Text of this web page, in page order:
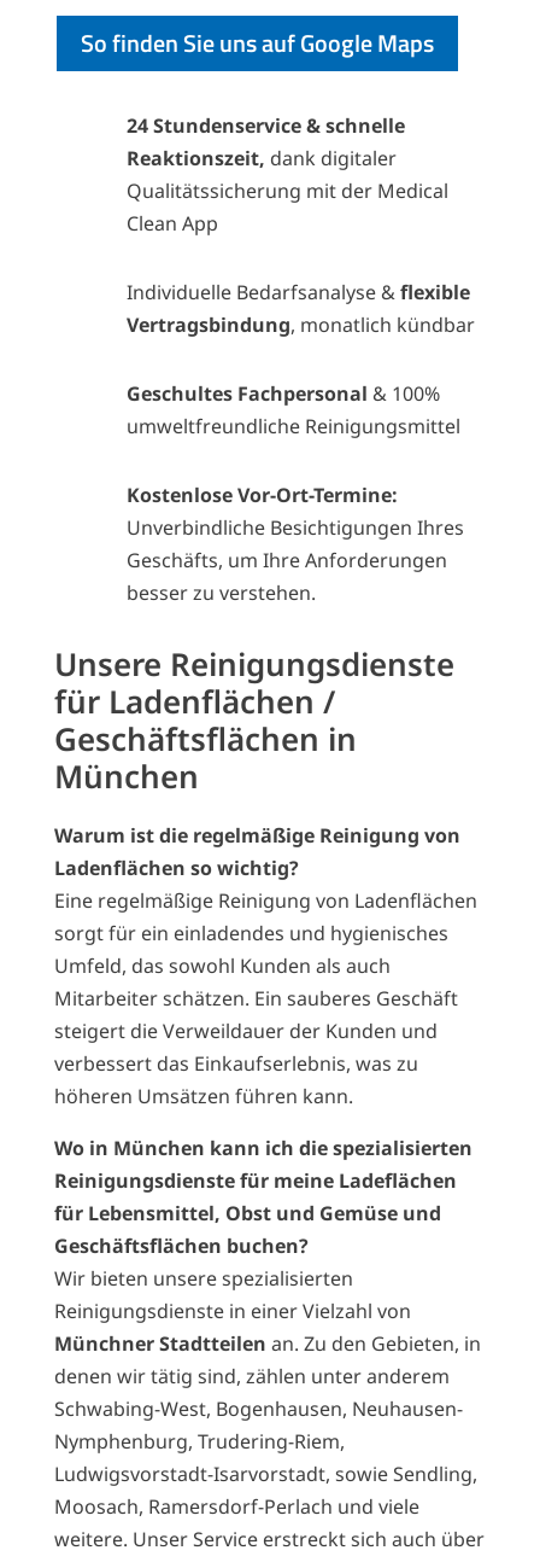
So finden Sie uns auf Google Maps
24 Stundenservice & schnelle
Reaktionszeit, dank digitaler
Qualitätssicherung mit der Medical
Clean App
Individuelle Bedarfsanalyse &flexible
Vertragsbindung, monatlich kündbar
Geschultes Fachpersonal & 100%
umweltfreundliche Reinigungsmittel
Kostenlose Vor-Ort-Termine:
Unverbindliche Besichtigungen Ihres
Geschäfts, um Ihre Anforderungen
besser zu verstehen.
Unsere Reinigungsdienste
für Ladenflächen /
Geschäftsflächen in
München
Warum ist die regelmäßige Reinigung von
Ladenflächen so wichtig?
Eine regelmäßige Reinigung von Ladenflächen
sorgt für ein einladendes und hygienisches
Umfeld, das sowohl Kunden als auch
Mitarbeiter schätzen. Ein sauberes Geschäft
steigert die Verweildauer der Kunden und
verbessert das Einkaufserlebnis, was zu
höheren Umsätzen führen kann.
Wo in München kann ich die spezialisierten
Reinigungsdienste für meine Ladeflächen
für Lebensmittel, Obst und Gemüse und
Geschäftsflächen buchen?
Wir bieten unsere spezialisierten
Reinigungsdienste in einer Vielzahl von
Münchner Stadtteilen an. Zu den Gebieten, in
denen wir tätig sind, zählen unter anderem
Schwabing-West, Bogenhausen, Neuhausen-
Nymphenburg, Trudering-Riem,
Ludwigsvorstadt-Isarvorstadt, sowie Sendling,
Moosach, Ramersdorf-Perlach und viele
weitere. Unser Service erstreckt sich auch über